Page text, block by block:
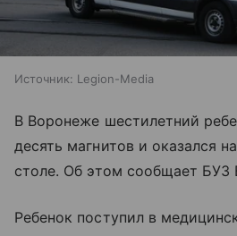
Источник: Legion-Media
В Воронеже шестилетний
десять магнитов и оказался
столе. Об этом сообщает
Ребенок поступил в